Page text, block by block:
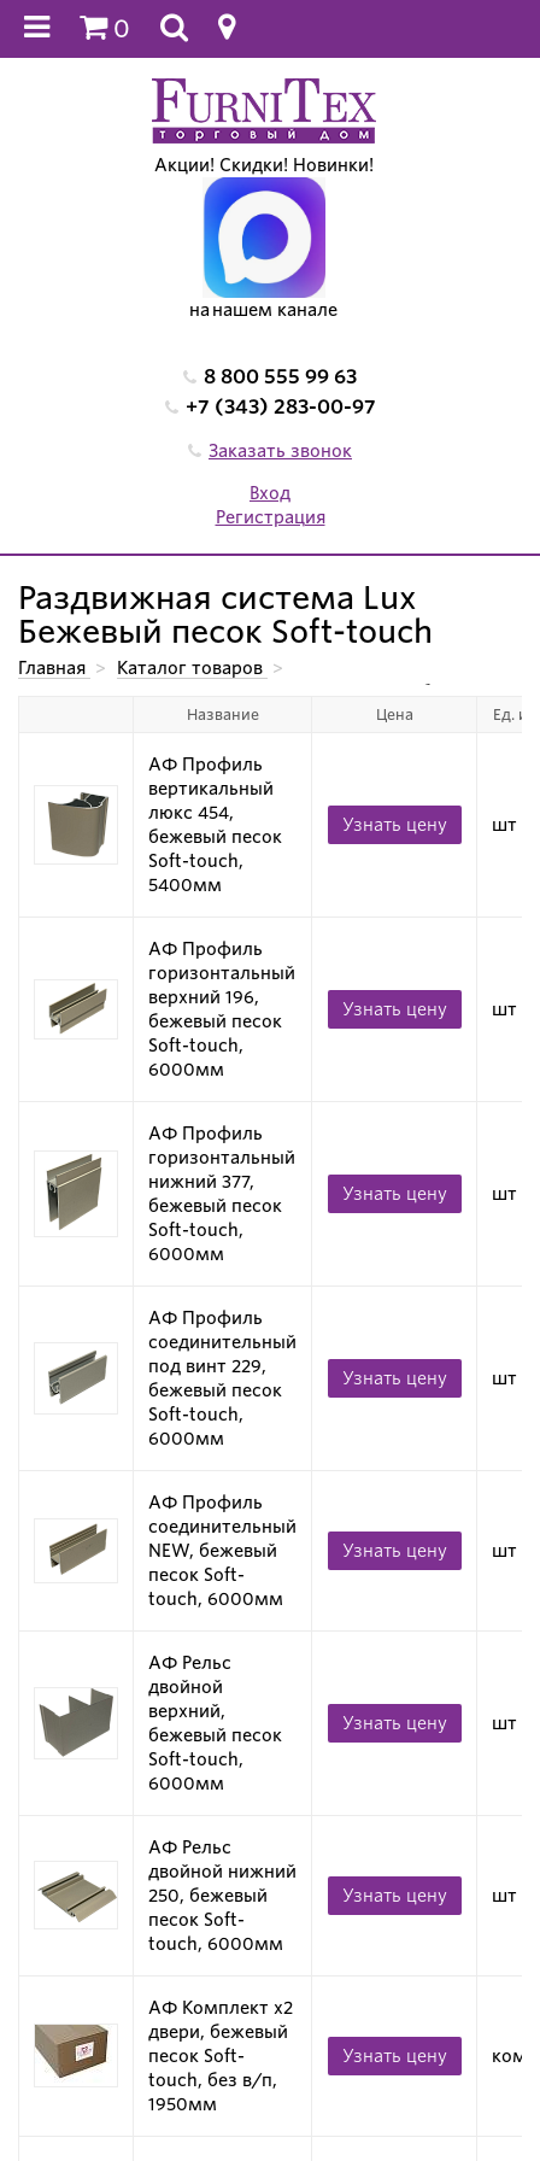
0
Акции! Скидки! Новинки!
на нашем канале
8 800 555 99 63
+7 (343) 283-00-97
Заказать звонок
Вход
Регистрация
Раздвижная система Lux
Бежевый песок Soft-touch
Главная > Каталог товаров >
Алюминиевые профили для дверей-купе >
Раздвижная система Lux Бежевый песок Soft-touch
Название Цена Ед.
АФ Профиль
вертикальный
люкс 454,
бежевый песок
Soft-touch,
5400мм
Узнать цену шт
АФ Профиль
горизонтальный
верхний 196,
бежевый песок
Soft-touch,
6000мм
Узнать цену шт
АФ Профиль
горизонтальный
нижний 377,
бежевый песок
Soft-touch,
6000мм
Узнать цену шт
АФ Профиль
соединительный
под винт 229,
бежевый песок
Soft-touch,
6000мм
Узнать цену шт
АФ Профиль
соединительный
NEW, бежевый
песок Soft-
touch, 6000мм
Узнать цену шт
АФ Рельс
двойной
верхний,
бежевый песок
Soft-touch,
6000мм
Узнать цену шт
АФ Рельс
двойной нижний
250, бежевый
песок Soft-
touch, 6000мм
Узнать цену шт
АФ Комплект х2
двери, бежевый
песок Soft-
touch, без в/п,
1950мм
Узнать цену